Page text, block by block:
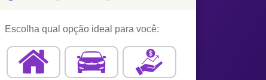
Escolha qual opção ideal para você: